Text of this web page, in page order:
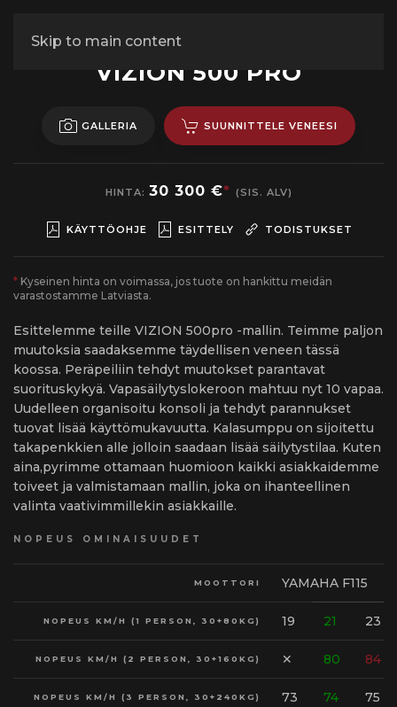
Skip to main content
ALUMIININEN MOOTTORIVENE
VIZION 500 PRO
GALLERIA SUUNNITTELE VENEESI
HINTA: 30 300 €* (SIS. ALV)
KÄYTTÖOHJE ESITTELY TODISTUKSET
* Kyseinen hinta on voimassa, jos tuote on hankittu meidän
varastostamme Latviasta.
Esittelemme teille VIZION 500pro -mallin. Teimme paljon
muutoksia saadaksemme täydellisen veneen tässä
koossa. Peräpeiliin tehdyt muutokset parantavat
suorituskykyä. Vapasäilytyslokeroon mahtuu nyt 10 vapaa.
Uudelleen organisoitu konsoli ja tehdyt parannukset
tuovat lisää käyttömukavuutta. Kalasumppu on sijoitettu
takapenkkien alle jolloin saadaan lisää säilytystilaa. Kuten
aina,pyrimme ottamaan huomioon kaikki asiakkaidemme
toiveet ja valmistamaan mallin, joka on ihanteellinen
valinta vaativimmillekin asiakkaille.
NOPEUS OMINAISUUDET
MOOTTORI YAMAHA F115
NOPEUS KM/H (1 PERSON, 30+80KG) 19 21 23
NOPEUS KM/H (2 PERSON, 30+160KG) ✕ 80 84
NOPEUS KM/H (3 PERSON, 30+240KG) 73 74 75